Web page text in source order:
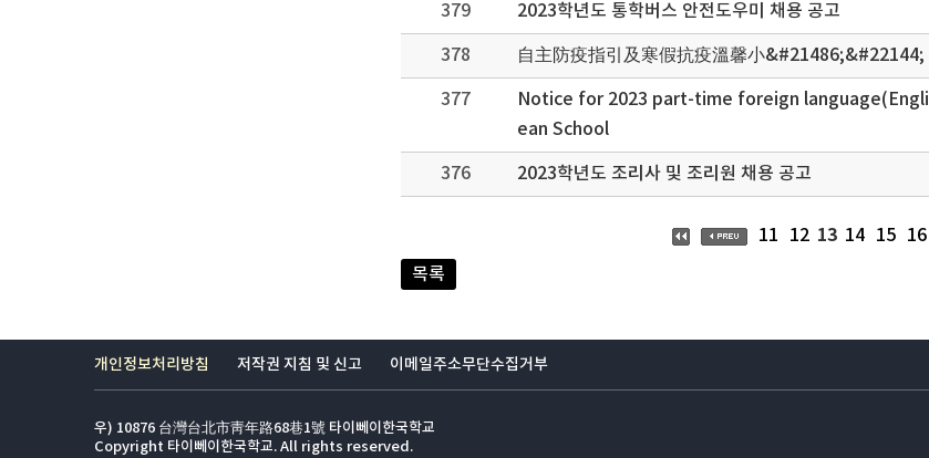
379 2023학년도 통학버스 안전도우미 채용 공고
378 自主防疫指引及寒假抗疫溫馨小&#21486;&#22144;
377
Notice for 2023 part-time foreign
ean School
376 2023학년도 조리사 및 조리원 채용 공고
11 12 13 14 15 16
목록
개인정보처리방침 저작권 지침 및 신고 이메일주소무단수집거부
우) 10876 台灣台北市靑年路68巷1號 타이뻬이한국학교
Copyright 타이뻬이한국학교. All rights reserved.